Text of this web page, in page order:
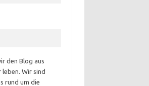
den Blog aus
leben. Wir sind
rund um die